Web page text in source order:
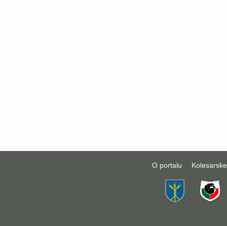
O portalu